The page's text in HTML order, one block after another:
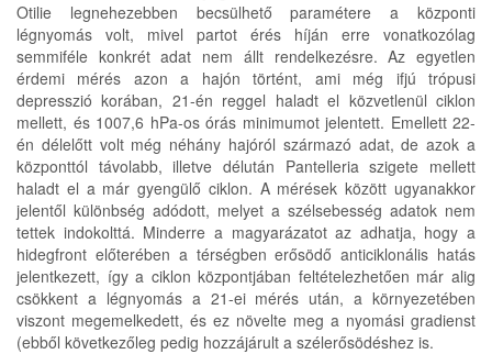
Otilie legnehezebben becsülhető paramétere a központi
légnyomás volt, mivel partot érés híján erre vonatkozólag
semmiféle konkrét adat nem állt rendelkezésre. Az egyetlen
érdemi mérés azon a hajón történt, ami még ifjú trópusi
depresszió korában, 21-én reggel haladt el közvetlenül ciklon
mellett, és 1007,6 hPa-os órás minimumot jelentett. Emellett 22-
én délelőtt volt még néhány hajóról származó adat, de azok a
központtól távolabb, illetve délután Pantelleria szigete mellett
haladt el a már gyengülő ciklon. A mérések között ugyanakkor
jelentől különbség adódott, melyet a szélsebesség adatok nem
tettek indokolttá. Minderre a magyarázatot az adhatja, hogy a
hidegfront előterében a térségben erősödő anticiklonális hatás
jelentkezett, így a ciklon központjában feltételezhetően már alig
csökkent a légnyomás a 21-ei mérés után, a környezetében
viszont megemelkedett, és ez növelte meg a nyomási gradienst
(ebből következőleg pedig hozzájárult a szélerősödéshez is.